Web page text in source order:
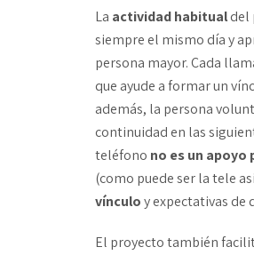
La actividad habitualdel
siempre el mismo día y
persona mayor. Cada
que ayude a formar un
además, la persona
continuidad en las
teléfono no es un apoyo
(como puede ser la tele
vínculoy expectativas de
El proyecto también